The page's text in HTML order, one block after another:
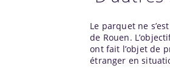
Le parquet ne
de Rouen.
ont fait l’objet de
étranger en